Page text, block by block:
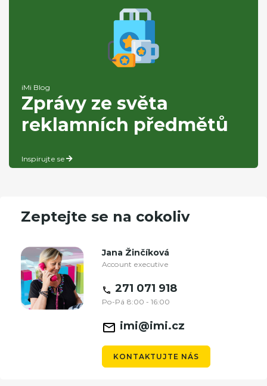
iMi Blog
Zprávy ze světa
reklamních předmětů
Inspirujte se
Zeptejte se na cokoliv
Jana Žinčíková
Account executive
271 071 918
Po-Pá 8:00 - 16:00
imi@imi.cz
KONTAKTUJTE NÁS